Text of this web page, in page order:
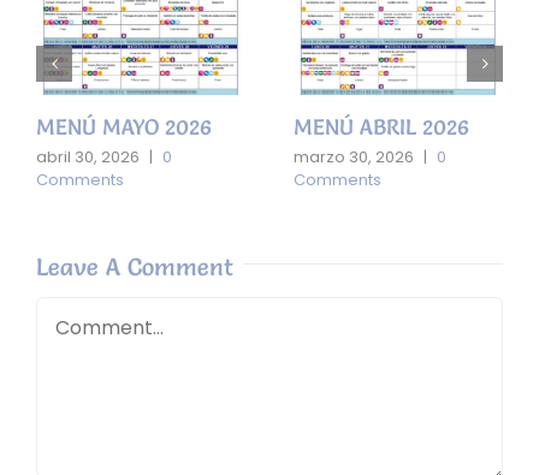
MENÚ MAYO 2026
abril 30, 2026 | 0
Comments
MENÚ ABRIL 2026
marzo 30, 2026 | 0
Comments
Leave A Comment